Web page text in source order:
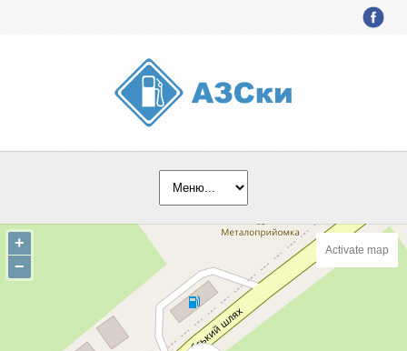
+
−
Activate map